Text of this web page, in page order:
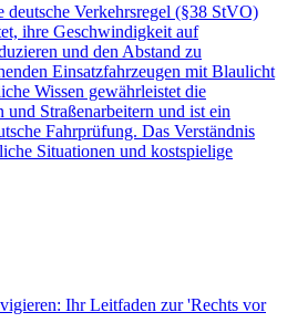
deutsche Verkehrsregel (§38 StVO)
ihre Geschwindigkeit auf
und den Abstand zu
Einsatzfahrzeugen mit Blaulicht
Wissen gewährleistet die
Straßenarbeitern und ist ein
Fahrprüfung. Das Verständnis
Situationen und kostspielige
Ihr Leitfaden zur 'Rechts vor